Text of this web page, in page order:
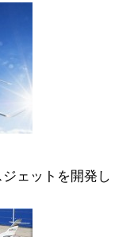
ェットを開発し